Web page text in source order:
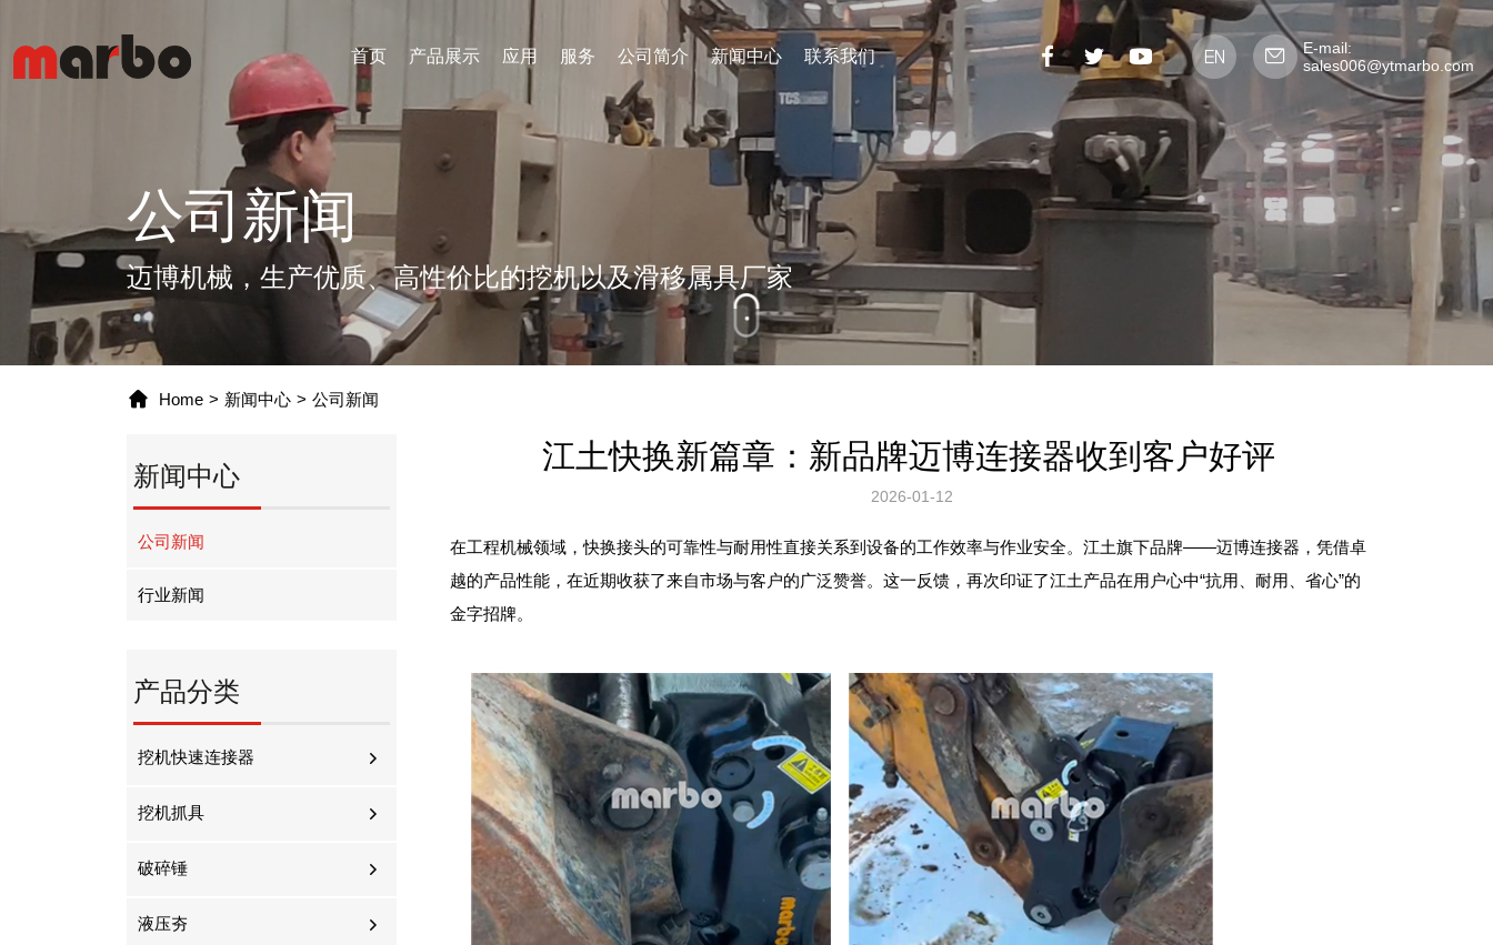
首页 产品展示
产品展示
挖机快速连接器 挖机抓具
液压夯 滑移装载机属具 其他属具
应用
拆除属具 土方属具
搬运属具
服务 公司简介
公司简介
公司简介 为什么选择我们
新闻中心
新闻中心
公司新闻 行业新闻
联系我们
E-mail:
sales006@ytmarbo.com
公司新闻
迈博机械，生产优质、高性价比的挖机以及滑移属具厂家
Home > 新闻中心 > 公司新闻
新闻中心
公司新闻
行业新闻
产品分类
挖机快速连接器
挖机抓具
破碎锤
液压夯
江土快换新篇章：新品牌迈博连接器收到客户好评
2026-01-12
在工程机械领域，快换接头的可靠性与耐用性直接关系到设备的工作效率与作业安全。江土旗下品牌——迈博连接器，凭借卓
越的产品性能，在近期收获了来自市场与客户的广泛赞誉。这一反馈，再次印证了江土产品在用户心中“抗用、耐用、省心”的
金字招牌。